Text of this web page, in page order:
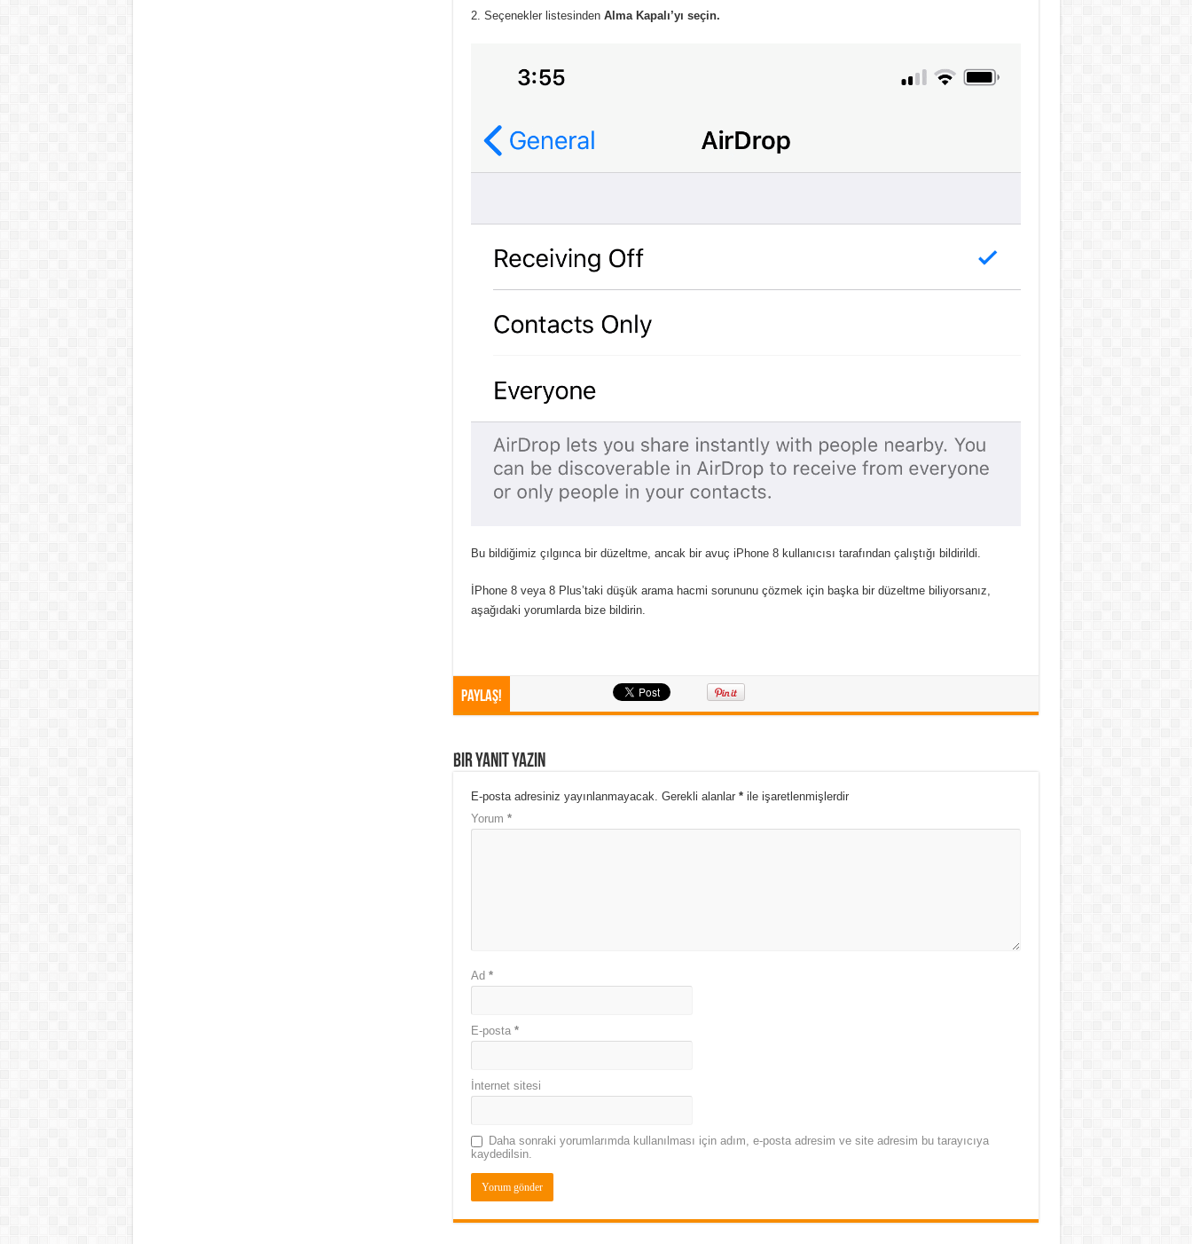
Seçenekler listesinden Alma Kapalı’yı seçin.
Bu bildiğimiz çılgınca bir düzeltme, ancak bir avuç iPhone 8 kullanıcısı tarafından çalıştığı bildirildi.
İPhone 8 veya 8 Plus’taki düşük arama hacmi sorununu çözmek için başka bir düzeltme biliyorsanız,
aşağıdaki yorumlarda bize bildirin.
Paylaş!
Bir yanıt yazın
E-posta adresiniz yayınlanmayacak. Gerekli alanlar *ile işaretlenmişlerdir
Yorum *
Ad *
E-posta *
İnternet sitesi
Daha sonraki yorumlarımda kullanılması için adım, e-posta adresim ve site adresim bu tarayıcıya
kaydedilsin.